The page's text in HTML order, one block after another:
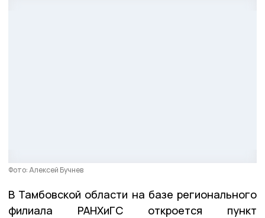
Фото: Алексей Бучнев
В Тамбовской области на базе регионального
филиала РАНХиГС откроется пункт